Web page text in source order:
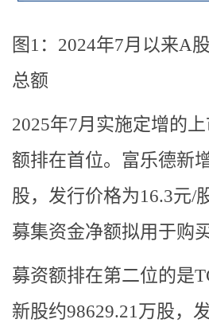
图1：2024年7月以来A
总额
2025年7月实施定增的
额排在首位。富乐德新
股，发行价格为16.3元/
募集资金净额拟用于购
募资额排在第二位的是
新股约98629.21万股，